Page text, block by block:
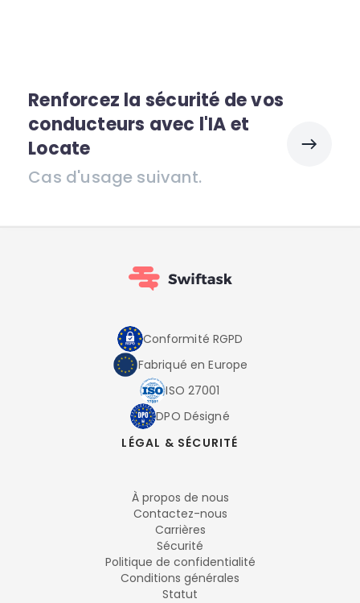
Renforcez la sécurité de vos
conducteurs avec l'IA et
Locate
Cas d'usage suivant.
Conformité RGPD
Fabriqué en Europe
ISO 27001
DPO Désigné
LÉGAL & SÉCURITÉ
À propos de nous
Contactez-nous
Carrières
Sécurité
Politique de confidentialité
Conditions générales
Statut